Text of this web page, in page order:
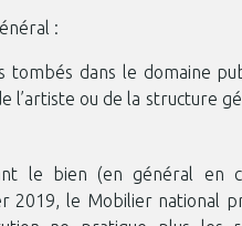
:
tombés dans le domaine
l’artiste ou de la structure
le bien (en général en
2019, le Mobilier national